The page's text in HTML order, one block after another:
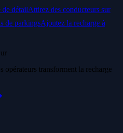
de détailAttirez des conducteurs sur
de parkingsAjoutez la recharge à
opérateurs transforment la recharge